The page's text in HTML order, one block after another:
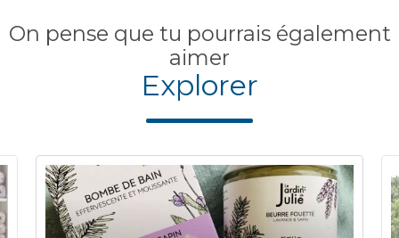
On pense que tu pourrais également
aimer
Explorer